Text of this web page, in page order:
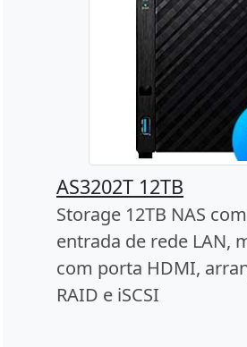
AS3202T 12TB
Storage 12TB NAS
entrada de rede LAN,
com porta HDMI,
RAID e iSCSI